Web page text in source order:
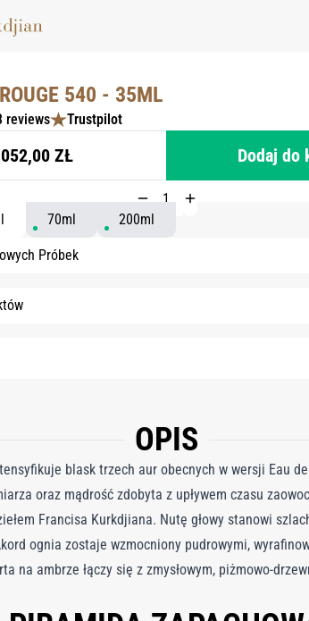
540 - 35ML
reviews Trustpilot
ZŁ Dodaj do
70ml 200ml
Próbek
OPIS
blask trzech aur obecnych w wersji Eau
oraz mądrość zdobyta z upływem czasu
Francisa Kurkdjiana. Nutę głowy stanowi
ognia zostaje wzmocniony pudrowymi,
na ambrze łączy się z zmysłowym, piżmowo-
spektaklu światła. Jego estetyka przybiera